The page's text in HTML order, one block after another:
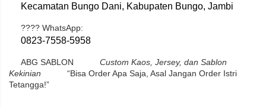
Kecamatan Bungo Dani, Kabupaten Bungo, Jambi
???? WhatsApp:
0823-7558-5958
ABG SABLON
Custom Kaos, Jersey, dan Sablon
Kekinian
“Bisa Order Apa Saja, Asal Jangan Order Istri
Tetangga!”